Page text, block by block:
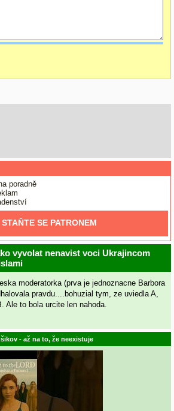
poradně
STAŇTE SE PATRONEM
vyvolat nenavist voci Ukrajincom
moderatorka (prva je jednoznacne Barbora
pravdu....bohuzial tym, ze uviedla A,
Ale to bola urcite len nahoda.
- až na to, že neexistuje